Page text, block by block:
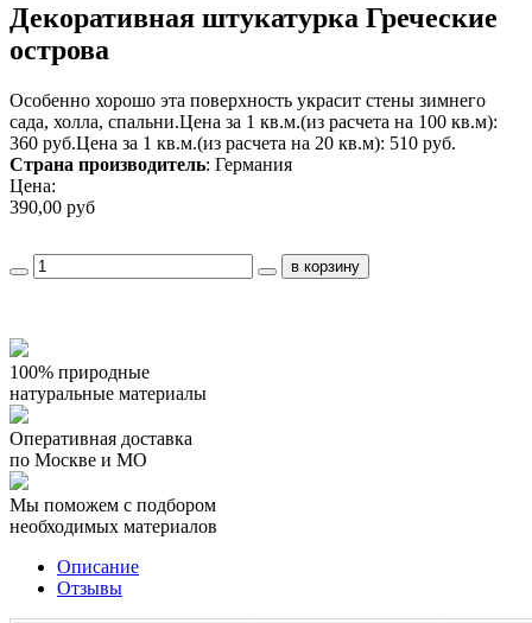
Декоративная штукатурка Греческие
острова
Особенно хорошо эта поверхность украсит стены зимнего
сада, холла, спальни.Цена за 1 кв.м.(из расчета на 100 кв.м):
360 руб.Цена за 1 кв.м.(из расчета на 20 кв.м): 510 руб.
Страна производитель: Германия
Цена:
390,00 руб
100% природные
натуральные материалы
Оперативная доставка
по Москве и МО
Мы поможем с подбором
необходимых материалов
Описание
Отзывы